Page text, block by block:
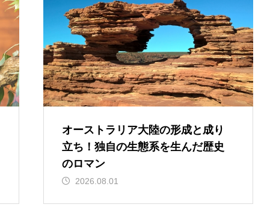
オーストラリア大陸の形成と成り
立ち！独自の生態系を生んだ歴史
のロマン
2026.08.01